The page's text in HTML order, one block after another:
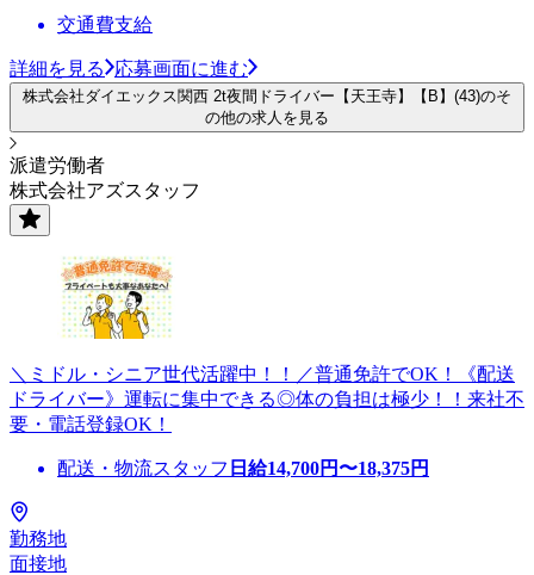
交通費支給
詳細を見る 応募画面に進む
株式会社ダイエックス関西 2t夜間ドライバー【天王寺】【B】(43)のそ
の他の求人を見る
派遣労働者
株式会社アズスタッフ
＼ミドル・シニア世代活躍中！！／普通免許でOK！《配送
ドライバー》運転に集中できる◎体の負担は極少！！来社不
要・電話登録OK！
配送・物流スタッフ 日給14,700円〜18,375円
勤務地
面接地